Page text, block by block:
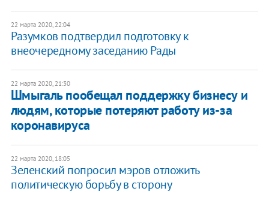
22 марта 2020, 22:04
Разумков подтвердил подготовку к
внеочередному заседанию Рады
22 марта 2020, 21:30
Шмыгаль пообещал поддержку бизнесу и
людям, которые потеряют работу из-за
коронавируса
22 марта 2020, 18:05
Зеленский попросил мэров отложить
политическую борьбу в сторону